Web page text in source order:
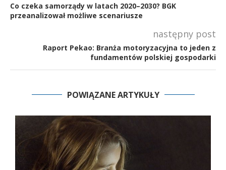
Co czeka samorządy w latach 2020–2030? BGK
przeanalizował możliwe scenariusze
następny post
Raport Pekao: Branża motoryzacyjna to jeden z
fundamentów polskiej gospodarki
POWIĄZANE ARTYKUŁY